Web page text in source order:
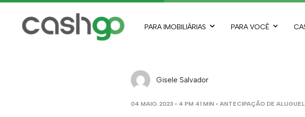
PARA IMOBILIÁRIAS PARA VOCÊ
Gisele Salvador
04 MAIO. 2023 • 4 PM 41 MIN • ANTECIPAÇÃO DE ALUGUEL